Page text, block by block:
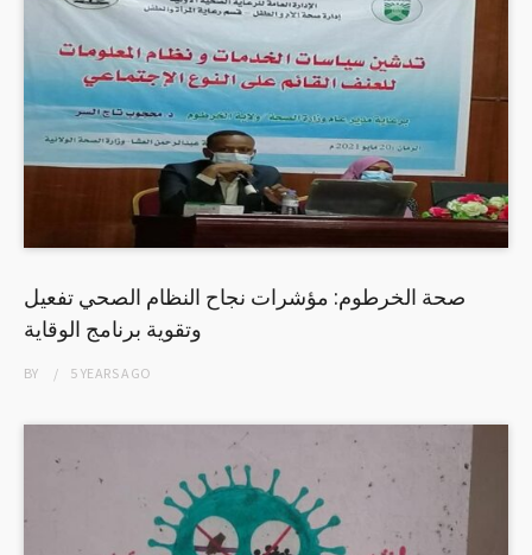
صحة الخرطوم: مؤشرات نجاح النظام الصحي تفعيل
وتقوية برنامج الوقاية
BY 5 YEARSAGO